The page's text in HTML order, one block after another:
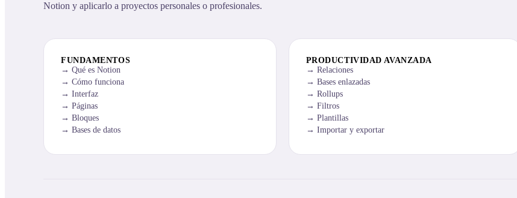
Notion y aplicarlo a proyectos personales o profesionales.
FUNDAMENTOS
Qué es Notion
Cómo funciona
Interfaz
Páginas
Bloques
Bases de datos
PRODUCTIVIDAD AVANZADA
Relaciones
Bases enlazadas
Rollups
Filtros
Plantillas
Importar y exportar